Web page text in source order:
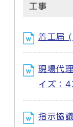
工事
着工届
現場代
イズ：
指示協